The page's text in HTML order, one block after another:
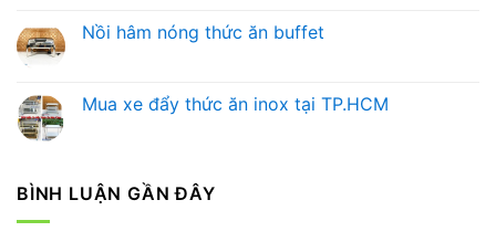
Tầm
và
Chọn
Cây
–
Khách
bình
Chọn
Cho
Nhà
Nồi hâm nóng thức ăn buffet
luận
ở
ăn
buffet
Mua xe đẩy thức ăn inox tại TP.HCM
ở
Mua
BÌNH LUẬN GẦN ĐÂY